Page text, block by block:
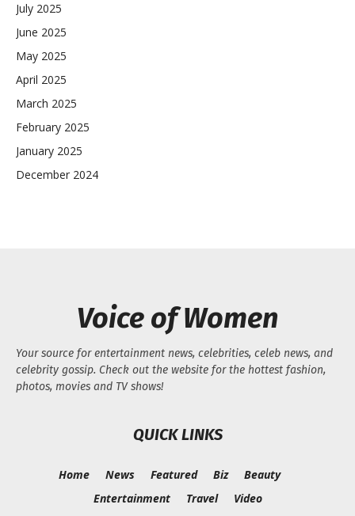
July 2025
June 2025
May 2025
April 2025
March 2025
February 2025
January 2025
December 2024
Voice of Women
Your source for entertainment news, celebrities, celeb news, and
celebrity gossip. Check out the website for the hottest fashion,
photos, movies and TV shows!
QUICK LINKS
Home News Featured Biz
Beauty
Entertainment
Travel Video